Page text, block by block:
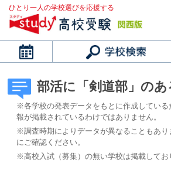
ひとり一人の学校選びを応援する
カレンダー
部活に「剣道部」のあ
※各学校の発表データをもとに作成してい
報が掲載されているわけではありません。
※調査時期によりデータが異なることもあり
にご確認ください。
※高校入試（募集）の無い学校は掲載してお